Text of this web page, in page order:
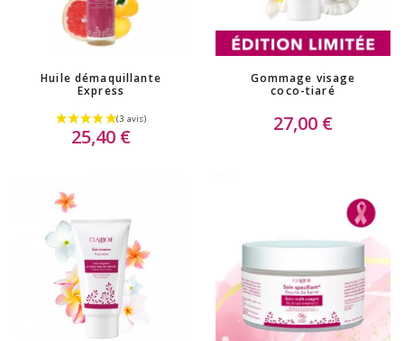
Huile démaquillante
Express
25,40 €
Gommage visage
coco-tiaré
27,00 €